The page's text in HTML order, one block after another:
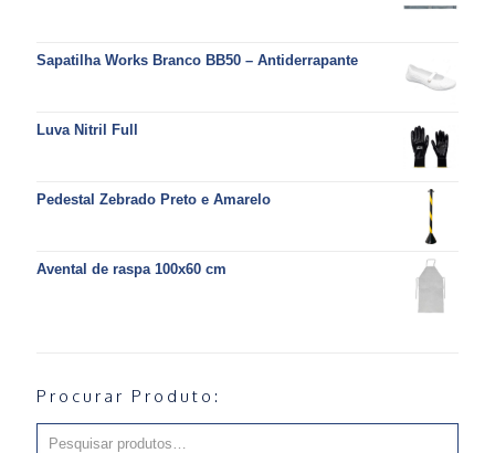
Sapatilha Works Branco BB50 – Antiderrapante
Luva Nitril Full
Pedestal Zebrado Preto e Amarelo
Avental de raspa 100x60 cm
Procurar Produto: